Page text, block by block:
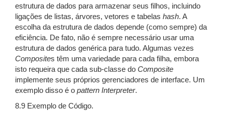
estrutura de dados para armazenar seus filhos, incluindo
ligações de listas, árvores, vetores e tabelas hash. A
escolha da estrutura de dados depende (como sempre) da
eficiência. De fato, não é sempre necessário usar uma
estrutura de dados genérica para tudo. Algumas vezes
Composites têm uma variedade para cada filha, embora
isto requeira que cada sub-classe do Composite
implemente seus próprios gerenciadores de interface. Um
exemplo disso é o pattern Interpreter.
8.9 Exemplo de Código.